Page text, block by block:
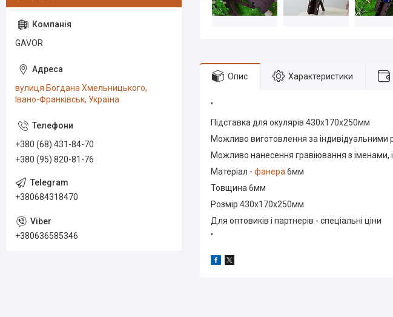
Опис Характеристики
"
Підставка для окулярів 430х170х250мм
Можливо виготовлення за індивідуальними
Можливо нанесення гравіювання з іменами,
Матеріал - фанера 6мм
Товщина 6мм
Розмір 430х170х250мм
Для оптовиків і партнерів - спеціальні ціни
"
GAVOR
вулиця Богдана Хмельницького,
Івано-Франківськ, Україна
+380 (68) 431-84-70
+380 (95) 820-81-76
+380684318470
+380636585346